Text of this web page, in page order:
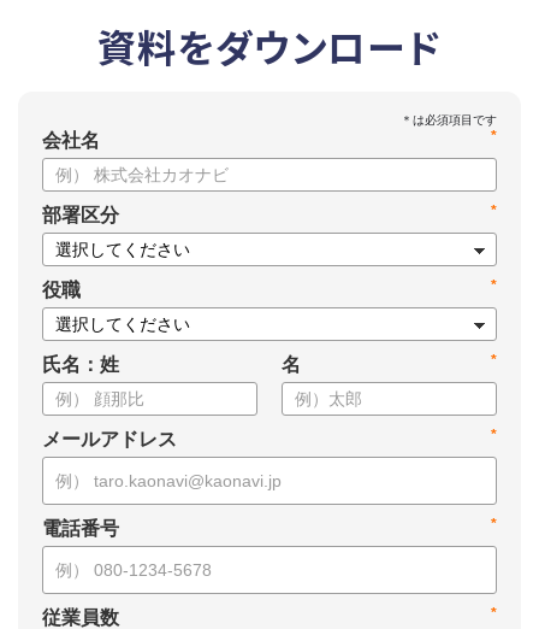
資料をダウンロード
*
会社名
*
部署区分
*
役職
氏名：姓 *
名
*
メールアドレス
*
電話番号
*
従業員数